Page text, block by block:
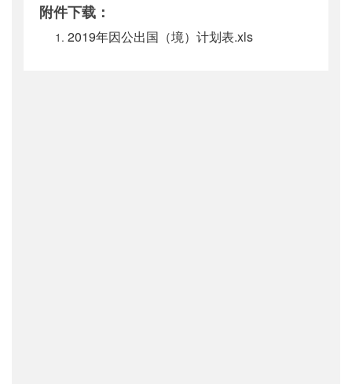
附件下载：
2019年因公出国（境）计划表.xls